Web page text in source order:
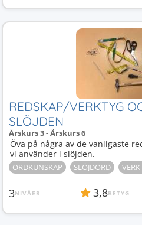
REDSKAP/VERKTYG
SLÖJDEN
Årskurs 3 - Årskurs 6
Öva på några av de vanligaste
vi använder i slöjden.
ORDKUNSKAP SLÖJDORD
3NIVÅER 3,8BETYG